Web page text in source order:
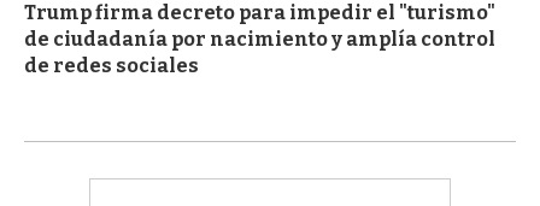
Trump firma decreto para impedir el "turismo"
de ciudadanía por nacimiento y amplía control
de redes sociales